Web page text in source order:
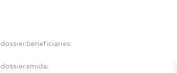
dossier.beneficiaries:
dossier.smida: